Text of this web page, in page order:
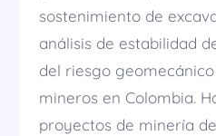
sostenimiento de
análisis de estabilidad
del riesgo
mineros en Colombia.
proyectos de minería